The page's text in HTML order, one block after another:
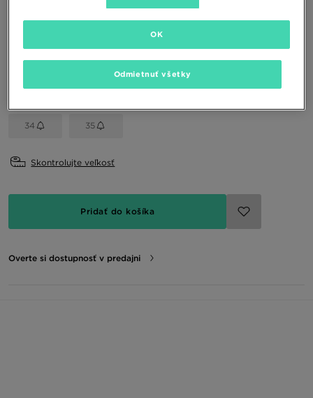
34 35
Skontrolujte veľkosť
Pridať do košíka
Overte si dostupnosť v predajni
Odmietnuť všetky
OK